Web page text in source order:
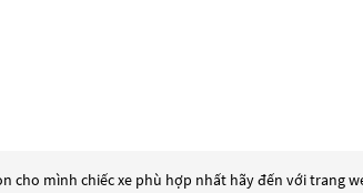
cho mình chiếc xe phù hợp nhất hãy đến với trang